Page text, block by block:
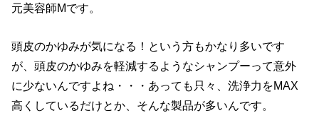
元美容師Mです。
頭皮のかゆみが気になる！という方もかなり多いです
が、頭皮のかゆみを軽減するようなシャンプーって意外
に少ないんですよね・・・あっても只々、洗浄力をMAX
高くしているだけとか、そんな製品が多いんです。